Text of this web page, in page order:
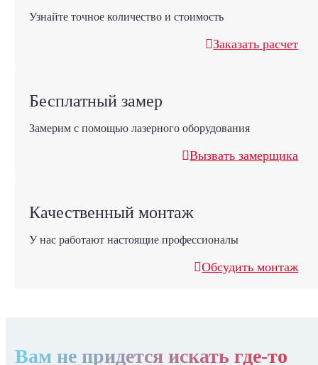
Узнайте точное количество и стоимость
Заказать расчет
Бесплатный замер
Замерим с помощью лазерного оборудования
Вызвать замерщика
Качественный монтаж
У нас работают настоящие профессионалы
Обсудить монтаж
Вам не придется искать где-то